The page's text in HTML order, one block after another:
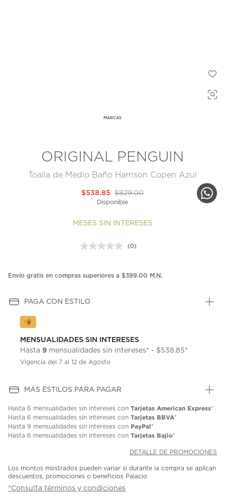
MARCAS
ORIGINAL PENGUIN
Toalla de Medio Baño Harrison Copen Azul
$829.00
$538.85
Disponible
MESES SIN INTERESES
Sin
en
(0)
Envío gratis en compras superiores a $399.00 M.N.
PAGA CON ESTILO
MENSUALIDADES SIN INTERESES
Hasta 9 mensualidades sin intereses* - $538.85*
Vigencia del 7 al 12 de Agosto
MÁS ESTILOS PARA PAGAR
Hasta 6 mensualidades sin intereses con Tarjetas American Express*
Hasta 6 mensualidades sin intereses con Tarjetas BBVA*
Hasta 9 mensualidades sin intereses con PayPal*
Hasta 6 mensualidades sin intereses con Tarjetas Bajio*
DETALLE DE PROMOCIONES
Los montos mostrados pueden variar si durante la compra se aplican
descuentos, promociones o beneficios Palacio
*Consulta términos y condiciones